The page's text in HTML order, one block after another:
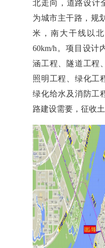
北走向，道路设计
为城市主干路，规
米，南大干线以
60km/h。项目设计
涵工程、隧道工程
照明工程、绿化工
绿化给水及消防工
路建设需要，征收